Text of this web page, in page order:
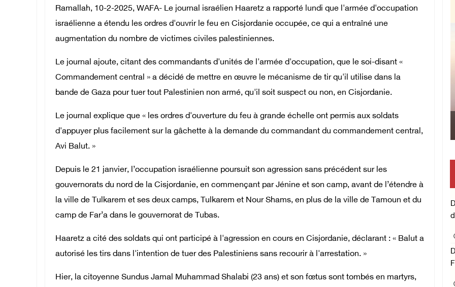
Ramallah, 10-2-2025, WAFA- Le journal israélien Haaretz a rapporté lundi que l'armée d'occupation
israélienne a étendu les ordres d'ouvrir le feu en Cisjordanie occupée, ce qui a entraîné une
augmentation du nombre de victimes civiles palestiniennes.
Le journal ajoute, citant des commandants d'unités de l'armée d'occupation, que le soi-disant «
Commandement central » a décidé de mettre en œuvre le mécanisme de tir qu'il utilise dans la
bande de Gaza pour tuer tout Palestinien non armé, qu'il soit suspect ou non, en Cisjordanie.
Le journal explique que « les ordres d'ouverture du feu à grande échelle ont permis aux soldats
d'appuyer plus facilement sur la gâchette à la demande du commandant du commandement central,
Avi Balut. »
Depuis le 21 janvier, l’occupation israélienne poursuit son agression sans précédent sur les
gouvernorats du nord de la Cisjordanie, en commençant par Jénine et son camp, avant de l’étendre à
la ville de Tulkarem et ses deux camps, Tulkarem et Nour Shams, en plus de la ville de Tamoun et du
camp de Far’a dans le gouvernorat de Tubas.
Haaretz a cité des soldats qui ont participé à l'agression en cours en Cisjordanie, déclarant : « Balut a
autorisé les tirs dans l'intention de tuer des Palestiniens sans recourir à l'arrestation. »
Hier, la citoyenne Sundus Jamal Muhammad Shalabi (23 ans) et son fœtus sont tombés en martyrs,
Le
mise en
Central